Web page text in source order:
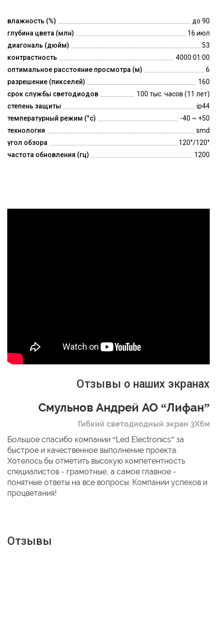
влажность (%)
до 90
глубина цвета (млн)
16.июл
диагональ (дюйм)
53
контрастность
4000:01:00
оптимальное расстояние просмотра (м)
6
разрешение (пикселей)
160
срок службы светодиодов
100 тыс. часов (11 лет)
степень защиты
ip44
температурный режим (°c)
-40 ~ +50
технология
smd
угол обзора
120°/120°
частота обновления (гц)
1200
Отзывы о наших экранах
Смульнов Андрей АО “Лифан”
Гибкий светодиодный экран 3Х6м
Большое спасибо компании “Led Electronics” за
быстрое и качественное выполнение проекта.
Хотелось бы отметить высокую компетентность
специалистов - грамотные, а самое главное -
понятные ответы на все вопросы. Компании успехов и
процветания!
Отзывы